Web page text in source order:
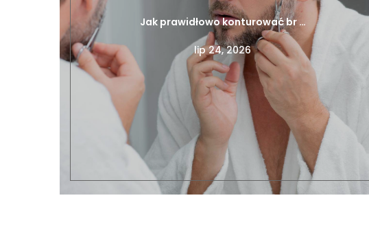
Jak prawidłowo konturować br …
lip 24, 2026